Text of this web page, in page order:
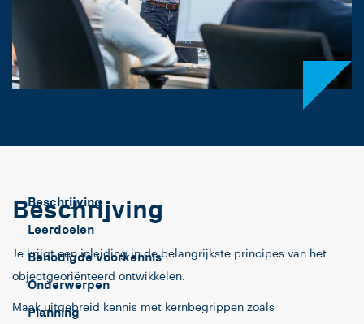
Beschrijving
Leerdoelen
Benodigde voorkennis
Onderwerpen
Planning
Beschrijving
Je krijgt een inleiding in de belangrijkste principes van het
objectgeoriënteerd ontwikkelen.
Maak uitgebreid kennis met kernbegrippen zoals